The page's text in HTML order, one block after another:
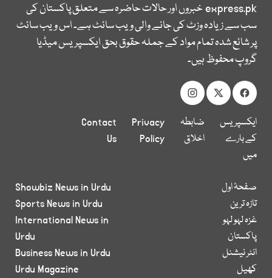
express.pkخبروں اور حالات حاضرہ سے متعلق پاکستان کی
سب سے زیادہ وزٹ کی جانے والی ویب سائٹ ہے۔ اس ویب سائٹ
پر شائع شدہ تمام مواد کے جملہ حقوق بحق ایکسپریس میڈیا
گروپ محفوظ ہیں۔
ایکسپریس
کے بارے
میں
ضابطہ
اخلاق
Privacy
Policy
Contact
Us
صفحۂ اول
تازہ ترین
غزہ لہو لہو
پاکستان
انٹر نیشنل
کھیل
Showbiz News in Urdu
Sports News in Urdu
International News in
Urdu
Business News in Urdu
Urdu Magazine